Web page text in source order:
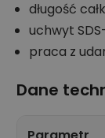
długość
uchwyt
praca z
Dane